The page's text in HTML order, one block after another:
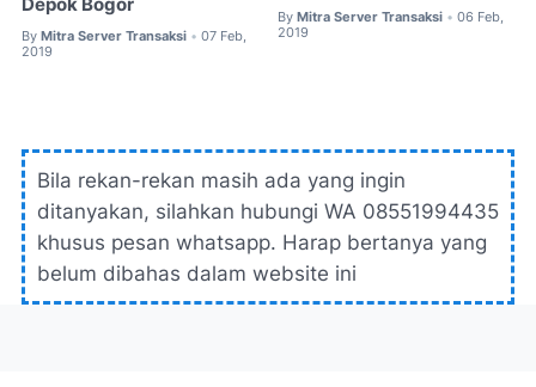
By Mitra Server Transaksi • 07 Feb,
2019
By Mitra Server Transaksi • 06 Feb,
2019
Bila rekan-rekan masih ada yang ingin
ditanyakan, silahkan hubungi WA 08551994435
khusus pesan whatsapp. Harap bertanya yang
belum dibahas dalam website ini